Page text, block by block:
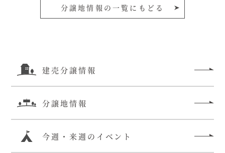
分譲地情報の一覧にもどる
建売分譲情報
分譲地情報
今週・来週のイベント